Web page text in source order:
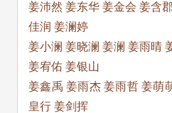
姜沛然 姜东华 姜金会 姜含
佳润 姜澜婷
姜小澜 姜晓澜 姜澜 姜雨晴
姜宥佑 姜银山
姜鑫禹 姜雨杰 姜雨哲 姜萌
皇行 姜剑挥